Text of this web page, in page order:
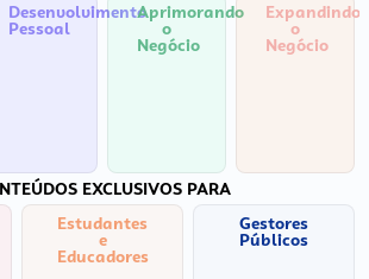
Desenvolvimento
Pessoal
Aprimorando
o
Negócio
Expandindo
o
Negócio
EXCLUSIVOS PARA
Estudantes
e
Educadores
Gestores
Públicos